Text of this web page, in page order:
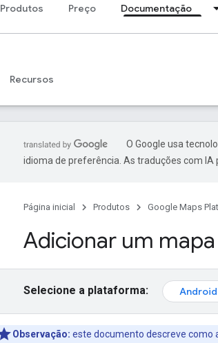
Produtos Preço Documentação
Recursos
O Google usa
idioma de preferência. As traduções com IA
Página inicial Produtos Google Maps
Adicionar um mapa
Selecione a plataforma: Android
Observação: este documento descreve como